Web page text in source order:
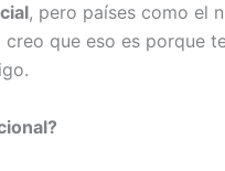
, pero países como el
que eso es porque